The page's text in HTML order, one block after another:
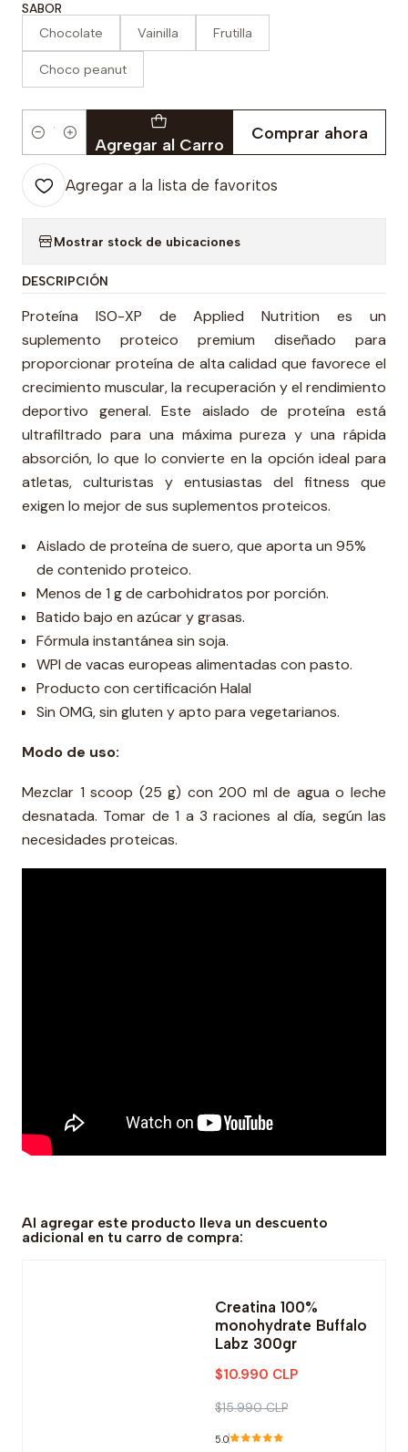
SABOR
Chocolate Vainilla Frutilla
Choco peanut
Cantidad Agregar al Carro
Comprar ahora
Agregar a la lista de favoritos
Mostrar stock de ubicaciones
DESCRIPCIÓN
Proteína ISO-XP de Applied Nutrition es un
suplemento proteico premium diseñado para
proporcionar proteína de alta calidad que favorece el
crecimiento muscular, la recuperación y el rendimiento
deportivo general. Este aislado de proteína está
ultrafiltrado para una máxima pureza y una rápida
absorción, lo que lo convierte en la opción ideal para
atletas, culturistas y entusiastas del fitness que
exigen lo mejor de sus suplementos proteicos.
Aislado de proteína de suero, que aporta un 95%
de contenido proteico.
Menos de 1 g de carbohidratos por porción.
Batido bajo en azúcar y grasas.
Fórmula instantánea sin soja.
WPI de vacas europeas alimentadas con pasto.
Producto con certificación Halal
Sin OMG, sin gluten y apto para vegetarianos.
Modo de uso:
Mezclar 1 scoop (25 g) con 200 ml de agua o leche
desnatada. Tomar de 1 a 3 raciones al día, según las
necesidades proteicas.
Al agregar este producto lleva un descuento
adicional en tu carro de compra:
Creatina 100%
monohydrate Buffalo
Labz 300gr
$10.990 CLP
$15.990 CLP
5.0